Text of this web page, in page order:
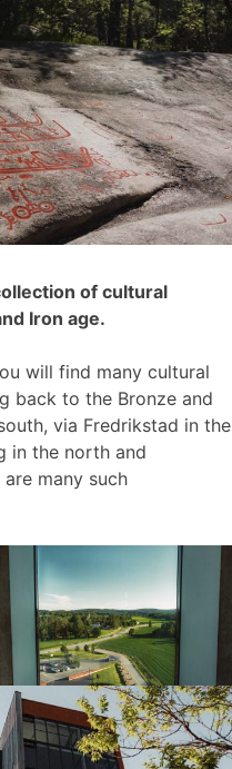
of cultural
Iron age.
will find many cultural
back to the Bronze and
via Fredrikstad in the
in the north and
many such